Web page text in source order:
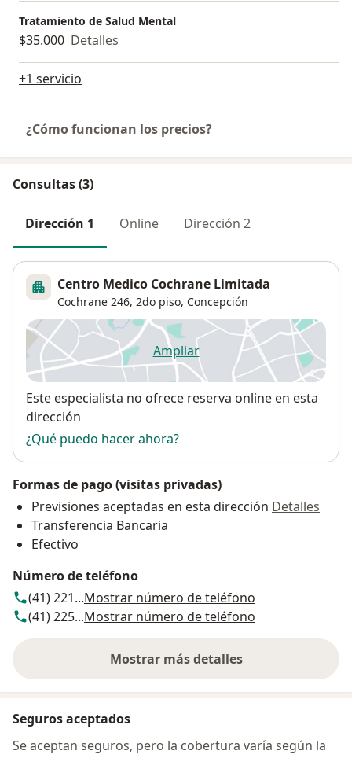
Tratamiento de Salud Mental
$35.000 Detalles
+1 servicio
¿Cómo funcionan los precios?
Consultas (3)
Dirección 1 Online Dirección 2
Centro Medico Cochrane Limitada
Cochrane 246, 2do piso, Concepción
Ampliarse abre en una nueva
Disponibilidad
Este especialista no ofrece reserva online en esta
dirección
¿Qué puedo hacer ahora?
Formas de pago (visitas privadas)
Previsiones aceptadas en esta dirección Detalles
Transferencia Bancaria
Efectivo
Número de teléfono
(41) 221...Mostrar número de teléfono
(41) 225...Mostrar número de teléfono
Mostrar más detalles
sobre la dirección
Seguros aceptados
Se aceptan seguros, pero la cobertura varía según la